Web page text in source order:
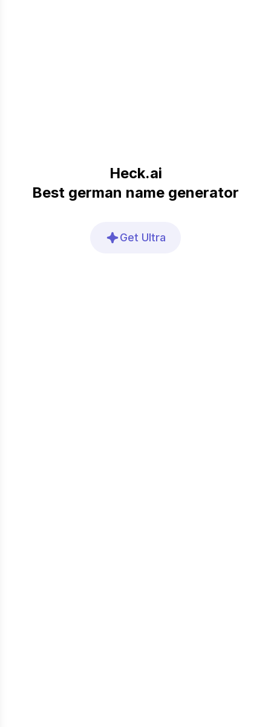
Heck.ai
Best german name generator
Get Ultra